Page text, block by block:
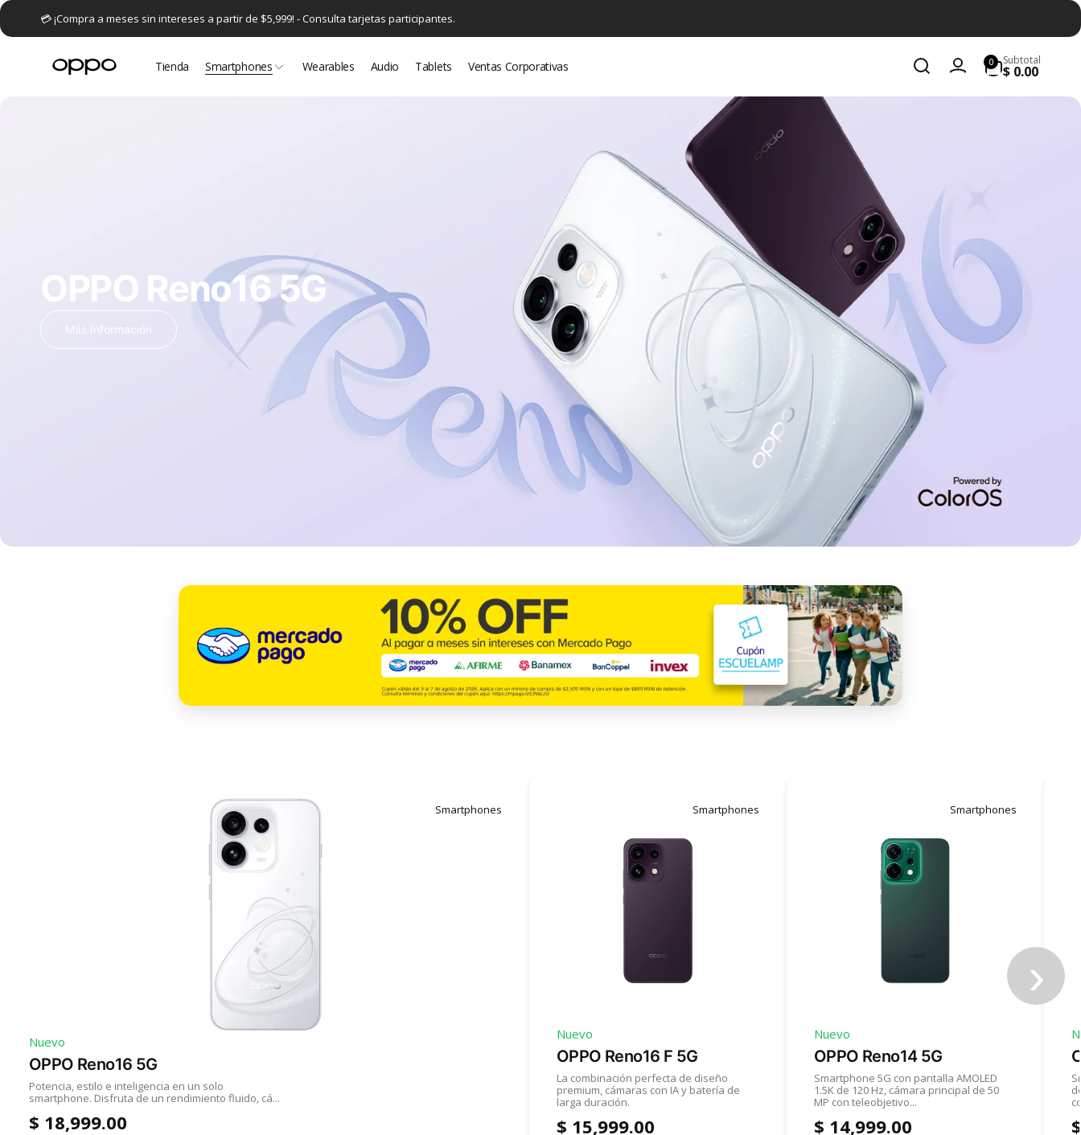
contenido
💳 ¡Compra a meses sin intereses a partir de $5,999! - Consulta tarjetas participantes.
Tienda Smartphones Wearables Audio Tablets Ventas Corporativas
Iniciar
sesión
0
artículos
Subtotal
$ 0.00
OPPO Reno16 5G
Más Información
Smartphones
Nuevo
OPPO Reno16 5G
Potencia, estilo e inteligencia en un solo
smartphone. Disfruta de un rendimiento fluido, cá...
$ 18,999.00
Smartphones
Nuevo
OPPO Reno16 F 5G
La combinación perfecta de diseño
premium, cámaras con IA y batería de
larga duración.
$ 15,999.00
Smartphones
Nuevo
OPPO Reno14 5G
Smartphone 5G con pantalla AMOLED
1.5K de 120 Hz, cámara principal de 50
MP con teleobjetivo...
$ 14,999.00
›